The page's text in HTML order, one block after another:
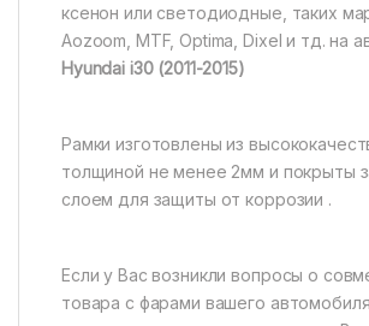
ксенон или светодиодные, таких
Aozoom, MTF, Optima, Dixel и тд. на
Hyundai i30 (2011-2015)
Рамки изготовлены из
толщиной не менее 2мм и покрыты
слоем для защиты от коррозии .
Если у Вас возникли вопросы о
товара с фарами вашего